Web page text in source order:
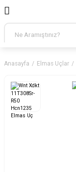
Anasayfa Elmas Uçlar